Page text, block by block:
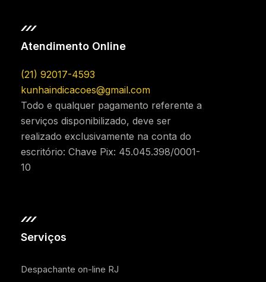
Atendimento Online
(21) 92017-4593
kunhaindicacoes@gmail.com
Todo e qualquer pagamento referente a
serviços disponibilizado, deve ser
realizado exclusivamente na conta do
escritório: Chave Pix: 45.045.398/0001-
10
Serviços
Despachante on-line RJ